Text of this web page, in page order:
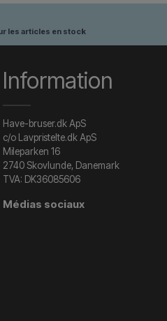
les articles en stock
Information
Have-bruser.dk ApS
c/o Lavpristelte.dk ApS
Mileparken 16
2740 Skovlunde, Danemark
TVA: DK36085606
Médias sociaux